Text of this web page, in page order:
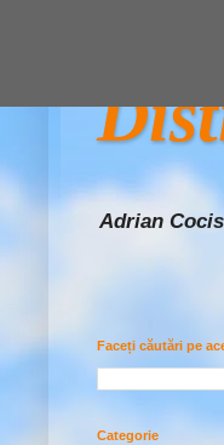
Adrian Cocis
Faceți căutări pe
Categorie